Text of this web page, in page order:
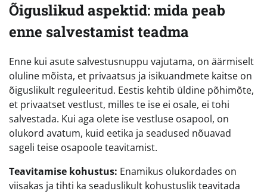
Õiguslikud aspektid: mida peab
enne salvestamist teadma
Enne kui asute salvestusnuppu vajutama, on äärmiselt
oluline mõista, et privaatsus ja isikuandmete kaitse on
õiguslikult reguleeritud. Eestis kehtib üldine põhimõte,
et privaatset vestlust, milles te ise ei osale, ei tohi
salvestada. Kui aga olete ise vestluse osapool, on
olukord avatum, kuid eetika ja seadused nõuavad
sageli teise osapoole teavitamist.
Teavitamise kohustus: Enamikus olukordades on
viisakas ja tihti ka seaduslikult kohustuslik teavitada